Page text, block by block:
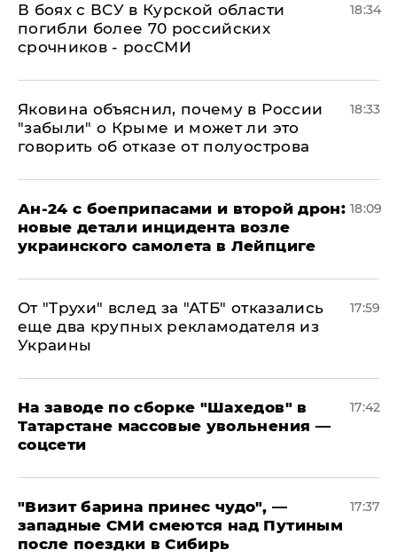
В боях с ВСУ в Курской области
погибли более 70 российских
срочников - росСМИ
18:34
Яковина объяснил, почему в России
"забыли" о Крыме и может ли это
говорить об отказе от полуострова
18:33
Ан-24 с боеприпасами и второй дрон:
новые детали инцидента возле
украинского самолета в Лейпциге
18:09
От "Трухи" вслед за "АТБ" отказались
еще два крупных рекламодателя из
Украины
17:59
На заводе по сборке "Шахедов" в
Татарстане массовые увольнения —
соцсети
17:42
"Визит барина принес чудо", —
западные СМИ смеются над Путиным
после поездки в Сибирь
17:37